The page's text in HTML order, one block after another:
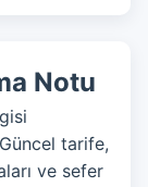
Notu
tarife,
ve sefer